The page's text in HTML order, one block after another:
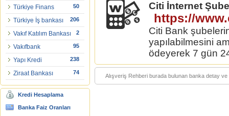
Türkiye Finans 50
Türkiye İş bankası 206
Vakıf Katılım Bankası 2
Vakıfbank 95
Yapı Kredi 238
Ziraat Bankası 74
Kredi Hesaplama
Banka Faiz Oranları
Citi İnternet
https://
Citi Bank
yapılabilmesini
ödeyerek 7 gün
Alışveriş Rehberi burada bulunan banka detay